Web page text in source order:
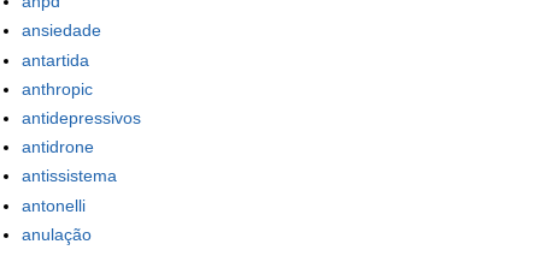
ansiedade
antartida
anthropic
antidepressivos
antidrone
antissistema
antonelli
anulação